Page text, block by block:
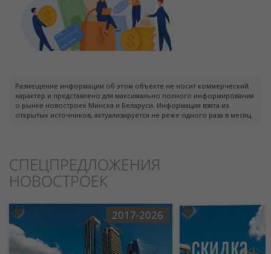
Размещение информации об этом объекте не носит коммерческий
характер и представлено для максимально полного информирования
о рынке новостроек Минска и Беларуси. Информация взята из
открытых источников, актуализируется не реже одного раза в месяц.
СПЕЦПРЕДЛОЖЕНИЯ
НОВОСТРОЕК
2017-2026